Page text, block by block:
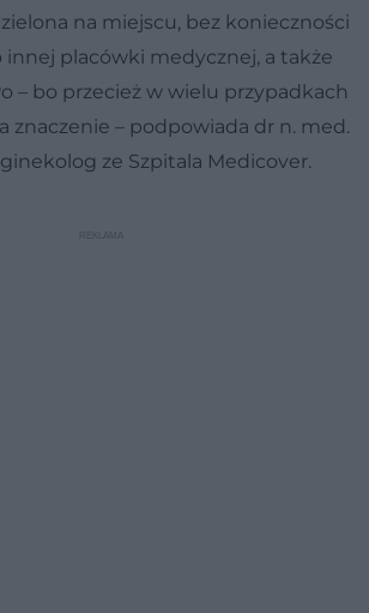
na miejscu, bez konieczności
innej placówki medycznej, a także
– bo przecież w wielu przypadkach
znaczenie – podpowiada dr n. med.
ze Szpitala Medicover.